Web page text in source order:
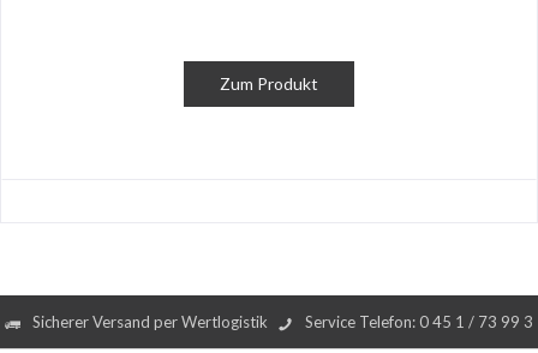
Zum Produkt
Sicherer Versand per Wertlogistik Service Telefon: 0 45 1 / 73 99 3